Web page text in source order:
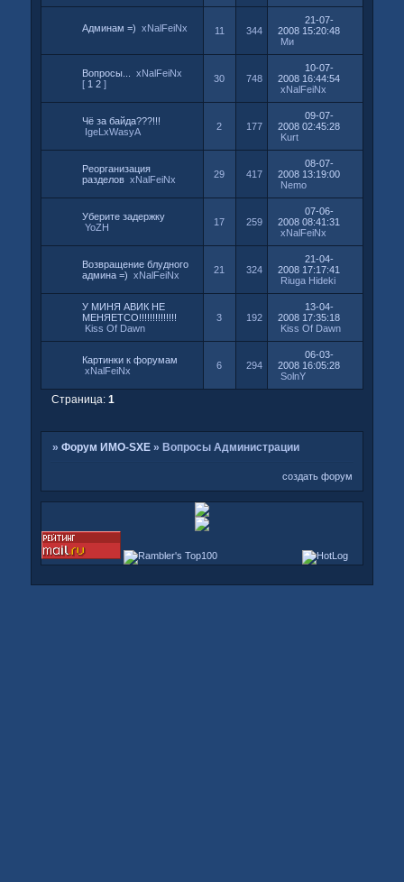
Админам =) xNalFeiNx 11 344
21-07-
2008 15:20:48
Ми
Вопросы...
xNalFeiNx
[ 1 2 ] 30 748
10-07-
2008 16:44:54
xNalFeiNx
Чё за байда???!!!
IgeLxWasyA
2 177
09-07-
2008 02:45:28
Kurt
Реорганизация
разделов xNalFeiNx 29 417
08-07-
2008 13:19:00
Nemo
Уберите задержку
YoZH
17 259
07-06-
2008 08:41:31
xNalFeiNx
Возвращение блудного
админа =) xNalFeiNx 21 324
21-04-
2008 17:17:41
Riuga Hideki
У МИНЯ АВИК НЕ
МЕНЯЕТСО!!!!!!!!!!!!!!
Kiss Of Dawn
3 192
13-04-
2008 17:35:18
Kiss Of Dawn
Картинки к форумам
xNalFeiNx
6 294
06-03-
2008 16:05:28
SolnY
Страница: 1
» Форум ИМО-SXE » Вопросы Администрации
создать форум